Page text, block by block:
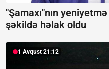
"Şamaxı"nın
şəkildə həlak oldu
1 Avqust 21:12